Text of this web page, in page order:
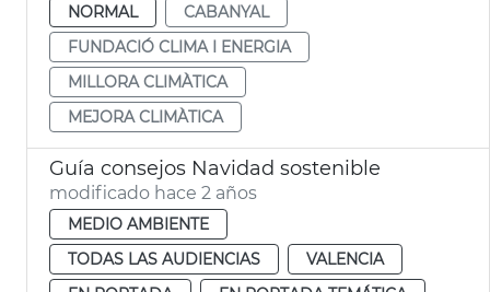
NORMAL
CABANYAL
FUNDACIÓ CLIMA I ENERGIA
MILLORA CLIMÀTICA
MEJORA CLIMÀTICA
Guía consejos Navidad sostenible
modificado hace 2 años
MEDIO AMBIENTE
TODAS LAS AUDIENCIAS
VALENCIA